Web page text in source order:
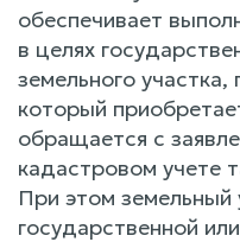
обеспечивает
в целях
земельного
который
обращается с
кадастровом учете
При этом земельный
государственной